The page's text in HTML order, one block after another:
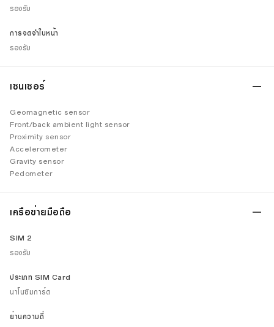
รองรับ
การจดจำใบหน้า
รองรับ
เซนเซอร์
Geomagnetic sensor
Front/back ambient light sensor
Proximity sensor
Accelerometer
Gravity sensor
Pedometer
เครือข่ายมือถือ
SIM 2
รองรับ
ประเภท SIM Card
นาโนซิมการ์ด
ย่านความถี่